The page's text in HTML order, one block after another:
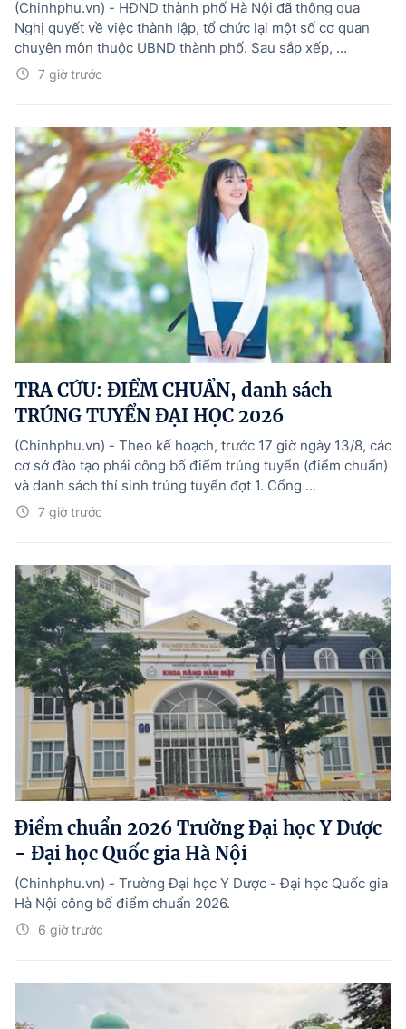
7 giờ trước
(Chinhphu.vn) - HĐND thành phố Hà Nội đã thông qua
Nghị quyết về việc thành lập, tổ chức lại một số cơ quan
chuyên môn thuộc UBND thành phố. Sau sắp xếp, ...
TRA CỨU: ĐIỂM CHUẨN, danh sách
TRÚNG TUYỂN ĐẠI HỌC 2026
7 giờ trước
(Chinhphu.vn) - Theo kế hoạch, trước 17 giờ ngày 13/8, các
cơ sở đào tạo phải công bố điểm trúng tuyển (điểm chuẩn)
và danh sách thí sinh trúng tuyển đợt 1. Cổng ...
Điểm chuẩn 2026 Trường Đại học Y Dược
- Đại học Quốc gia Hà Nội
6 giờ trước
(Chinhphu.vn) - Trường Đại học Y Dược - Đại học Quốc gia
Hà Nội công bố điểm chuẩn 2026.